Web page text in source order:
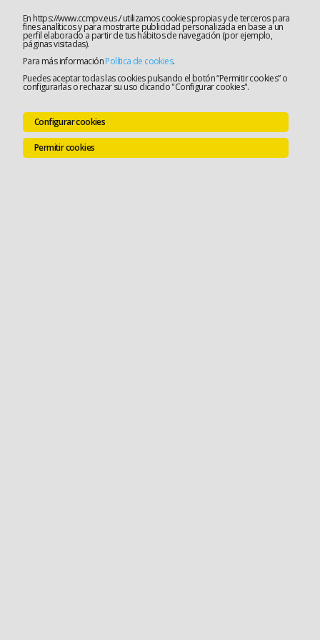
En https://www.ccmpv.eus./ utilizamos cookies propias y de terceros para
fines analíticos y para mostrarte publicidad personalizada en base a un
perfil elaborado a partir de tus hábitos de navegación (por ejemplo,
páginas visitadas).
Para más informaciónPolítica de cookies.
Puedes aceptar todas las cookies pulsando el botón “Permitir cookies” o
configurarlas o rechazar su uso clicando "Configurar cookies".
Configurar cookies
Permitir cookies